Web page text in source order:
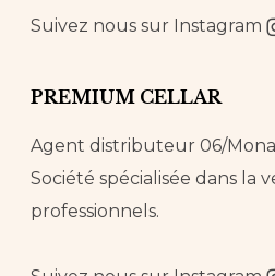
Suivez nous sur Instagram
PREMIUM CELLAR
Agent distributeur 06/
Société spécialisée dans la
professionnels.